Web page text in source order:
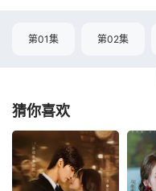
第01集 第02集
猜你喜欢